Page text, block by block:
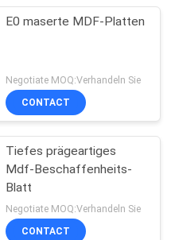
E0 maserte MDF-Platten
Negotiate MOQ:Verhandeln Sie
CONTACT
Tiefes prägeartiges
Mdf-Beschaffenheits-
Blatt
Negotiate MOQ:Verhandeln Sie
CONTACT